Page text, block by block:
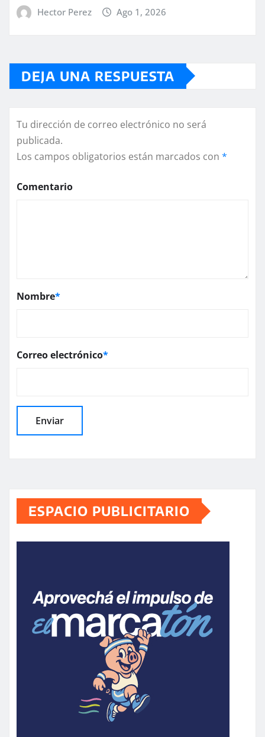
Hector Perez Ago 1, 2026
DEJA UNA RESPUESTA
Tu dirección de correo electrónico no será
publicada.
Los campos obligatorios están marcados con *
Comentario
Nombre*
Correo electrónico*
ESPACIO PUBLICITARIO